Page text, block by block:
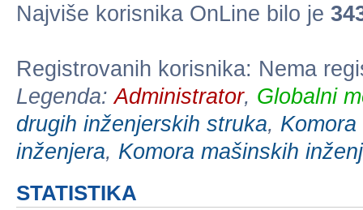
Najviše korisnika OnLine bilo je
Registrovanih korisnika: Nema
Legenda:Administrator, Globalni
drugih inženjerskih struka,
inženjera, Komora mašinskih
STATISTIKA